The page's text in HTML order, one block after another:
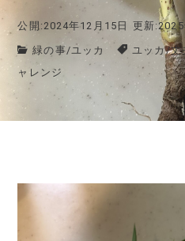
公開:2024年12月15日 更新
緑の事/ ユッカ ユッカ/丈
ャレンジ